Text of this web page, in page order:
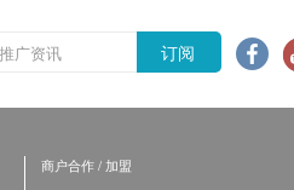
订阅
商户合作 / 加盟